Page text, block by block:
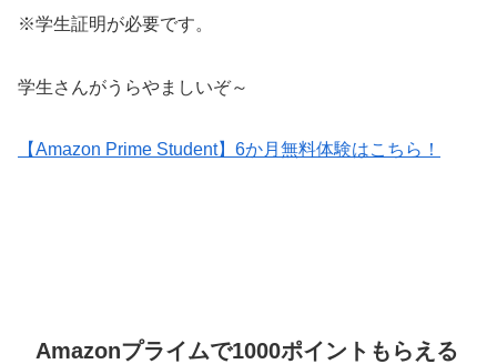
※学生証明が必要です。
学生さんがうらやましいぞ～
【Amazon Prime Student】6か月無料体験はこちら！
Amazonプライムで1000ポイントもらえる